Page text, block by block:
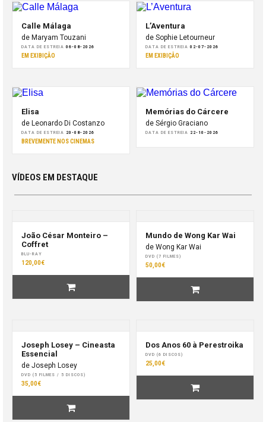
Calle Málaga
de Maryam Touzani
DATA DE ESTREIA 06-08-2026
EM EXIBIÇÃO
L’Aventura
de Sophie Letourneur
DATA DE ESTREIA 02-07-2026
EM EXIBIÇÃO
Elisa
de Leonardo Di Costanzo
DATA DE ESTREIA 20-08-2026
BREVEMENTE NOS CINEMAS
Memórias do Cárcere
de Sérgio Graciano
DATA DE ESTREIA 22-10-2026
VÍDEOS EM DESTAQUE
João César Monteiro –
Coffret
BLU-RAY
120,00€
Mundo de Wong Kar Wai
de Wong Kar Wai
DVD (7 FILMES)
50,00€
Joseph Losey – Cineasta
Essencial
de Joseph Losey
DVD (5 FILMES / 5 DISCOS)
35,00€
Dos Anos 60 à Perestroika
DVD (6 DISCOS)
25,00€